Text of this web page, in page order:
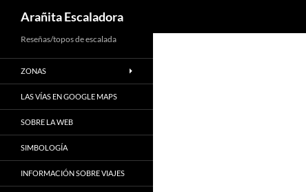
to
content
Arañita Escaladora
Reseñas/topos de escalada
ZONAS
LAS VÍAS EN GOOGLE MAPS
SOBRE LA WEB
SIMBOLOGÍA
INFORMACIÓN SOBRE VIAJES